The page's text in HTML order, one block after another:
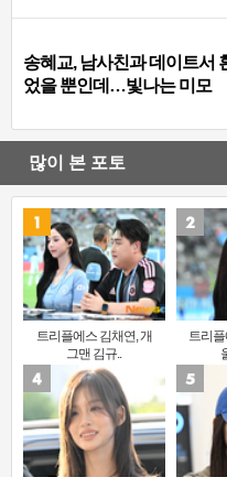
송혜교, 남사친과 데이트서
었을 뿐인데…빛나는 미모
많이 본 포토
트리플에스 김채연, 개
그맨 김규..
트리